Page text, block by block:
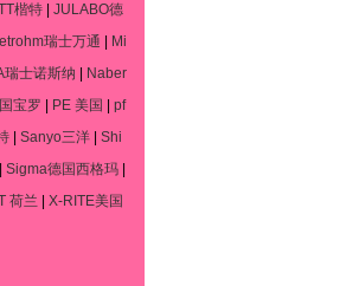
楷特
JULABO德
瑞士万通
Mi
瑞士诺斯纳
Naber
宝罗 PE 美国
pf
Sanyo三洋
Shi
Sigma德国西格玛|
荷兰
X-RITE美国